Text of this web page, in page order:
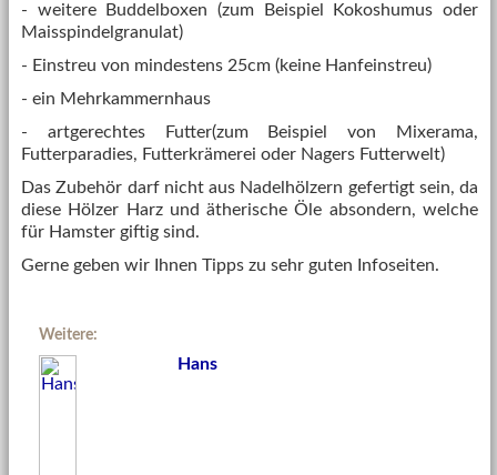
- weitere Buddelboxen (zum Beispiel Kokoshumus oder
Maisspindelgranulat)
- Einstreu von mindestens 25cm (keine Hanfeinstreu)
- ein Mehrkammernhaus
- artgerechtes Futter(zum Beispiel von Mixerama,
Futterparadies, Futterkrämerei oder Nagers Futterwelt)
Das Zubehör darf nicht aus Nadelhölzern gefertigt sein, da
diese Hölzer Harz und ätherische Öle absondern, welche
für Hamster giftig sind.
Gerne geben wir Ihnen Tipps zu sehr guten Infoseiten.
Weitere:
Hans